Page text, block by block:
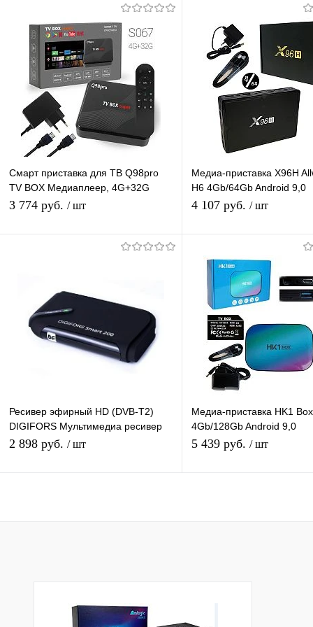
Смарт приставка для ТВ Q98pro
TV BOX Медиаплеер, 4G+32G
Android-приставка цифровая для
3 774 руб. / шт
Купить в 1 клик
В избранное В наличии
Медиа-приставка X96H
H6 4Gb/64Gb Android 9,0
Медиаплеер Smart tv IPTV
4 107 руб. / шт
Подписаться
Купить в 1 клик К
В избранное
Ресивер эфирный HD (DVB-T2)
DIGIFORS Мультимедиа ресивер
DIGIFORS SMART200
2 898 руб. / шт
Медиа-приставка HK1
4Gb/128Gb Android 9,0
Медиаплеер Smart tv IPTV
5 439 руб. / шт